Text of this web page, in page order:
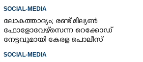
SOCIAL-MEDIA
ലോകത്താദ്യം; രണ്ട് മില്യണ്‍
ഫോളോവേഴ്‌സെന്ന റെക്കോഡ്
നേട്ടവുമായി കേരള പൊലീസ്
SOCIAL-MEDIA